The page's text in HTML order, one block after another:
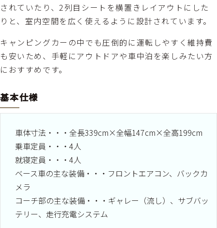
されていたり、2列目シートを横置きレイアウトにした
りと、室内空間を広く使えるように設計されています。
キャンピングカーの中でも圧倒的に運転しやすく維持費
も安いため、手軽にアウトドアや車中泊を楽しみたい方
におすすめです。
基本仕様
車体寸法・・・全長339cm×全幅147cm×全高199cm
乗車定員・・・4人
就寝定員・・・4人
ベース車の主な装備・・・フロントエアコン、バックカ
メラ
コーチ部の主な装備・・・ギャレー（流し）、サブバッ
テリー、走行充電システム